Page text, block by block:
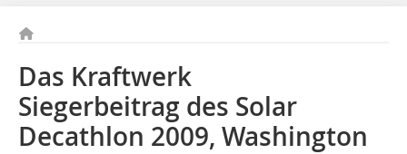
Das Kraftwerk
Siegerbeitrag des Solar
Decathlon 2009, Washington